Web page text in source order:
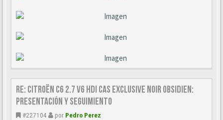
Re: Citroën C6 2.7 V6 HDi CAS Exclusive Noir Obsidien:
Presentación y seguimiento
#227104 por Pedro Perez